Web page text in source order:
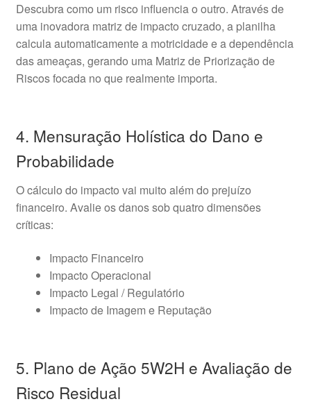
Descubra como um risco influencia o outro. Através de
uma inovadora matriz de impacto cruzado, a planilha
calcula automaticamente a motricidade e a dependência
das ameaças, gerando uma Matriz de Priorização de
Riscos focada no que realmente importa.
4. Mensuração Holística do Dano e
Probabilidade
O cálculo do impacto vai muito além do prejuízo
financeiro. Avalie os danos sob quatro dimensões
críticas:
Impacto Financeiro
Impacto Operacional
Impacto Legal / Regulatório
Impacto de Imagem e Reputação
5. Plano de Ação 5W2H e Avaliação de
Risco Residual